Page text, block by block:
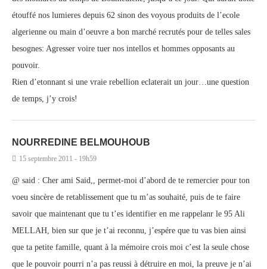
étouffé nos lumieres depuis 62 sinon des voyous produits de l’ecole
algerienne ou main d’oeuvre a bon marché recrutés pour de telles sales
besognes: Agresser voire tuer nos intellos et hommes opposants au
pouvoir.
Rien d’etonnant si une vraie rebellion eclaterait un jour…une question
de temps, j’y crois!
NOURREDINE BELMOUHOUB
15 septembre 2011 - 19h59
@ said : Cher ami Said,, permet-moi d’abord de te remercier pour ton
voeu sincère de retablissement que tu m’as souhaité, puis de te faire
savoir que maintenant que tu t’es identifier en me rappelanr le 95 Ali
MELLAH, bien sur que je t’ai reconnu, j’espére que tu vas bien ainsi
que ta petite famille, quant à la mémoire crois moi c’est la seule chose
que le pouvoir pourri n’a pas reussi à détruire en moi, la preuve je n’ai